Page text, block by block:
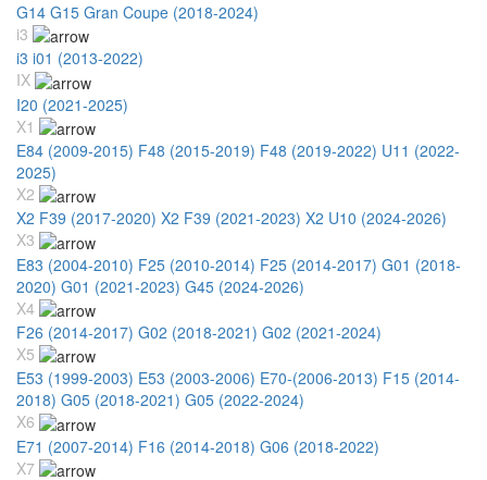
G14 G15 Gran Coupe (2018-2024)
i3
i3 i01 (2013-2022)
IX
I20 (2021-2025)
X1
E84 (2009-2015) F48 (2015-2019) F48 (2019-2022) U11 (2022-
2025)
X2
X2 F39 (2017-2020) X2 F39 (2021-2023) X2 U10 (2024-2026)
X3
E83 (2004-2010) F25 (2010-2014) F25 (2014-2017) G01 (2018-
2020) G01 (2021-2023) G45 (2024-2026)
X4
F26 (2014-2017) G02 (2018-2021) G02 (2021-2024)
X5
E53 (1999-2003) E53 (2003-2006) E70-(2006-2013) F15 (2014-
2018) G05 (2018-2021) G05 (2022-2024)
X6
E71 (2007-2014) F16 (2014-2018) G06 (2018-2022)
X7